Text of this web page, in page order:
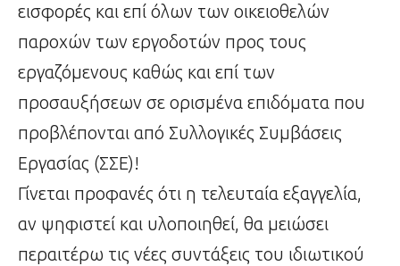
εισφορές και επί όλων των οικειοθελών
παροχών των εργοδοτών προς τους
εργαζόμενους καθώς και επί των
προσαυξήσεων σε ορισμένα επιδόματα που
προβλέπονται από Συλλογικές Συμβάσεις
Εργασίας (ΣΣΕ)!
Γίνεται προφανές ότι η τελευταία εξαγγελία,
αν ψηφιστεί και υλοποιηθεί, θα μειώσει
περαιτέρω τις νέες συντάξεις του ιδιωτικού